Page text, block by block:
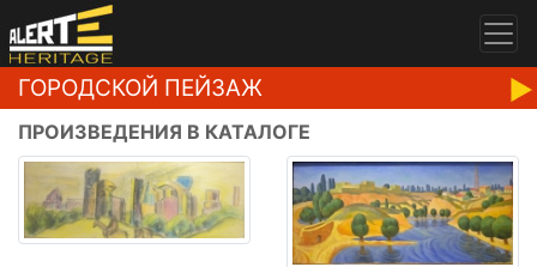
ГОРОДСКОЙ ПЕЙЗАЖ
ПРОИЗВЕДЕНИЯ В КАТАЛОГЕ